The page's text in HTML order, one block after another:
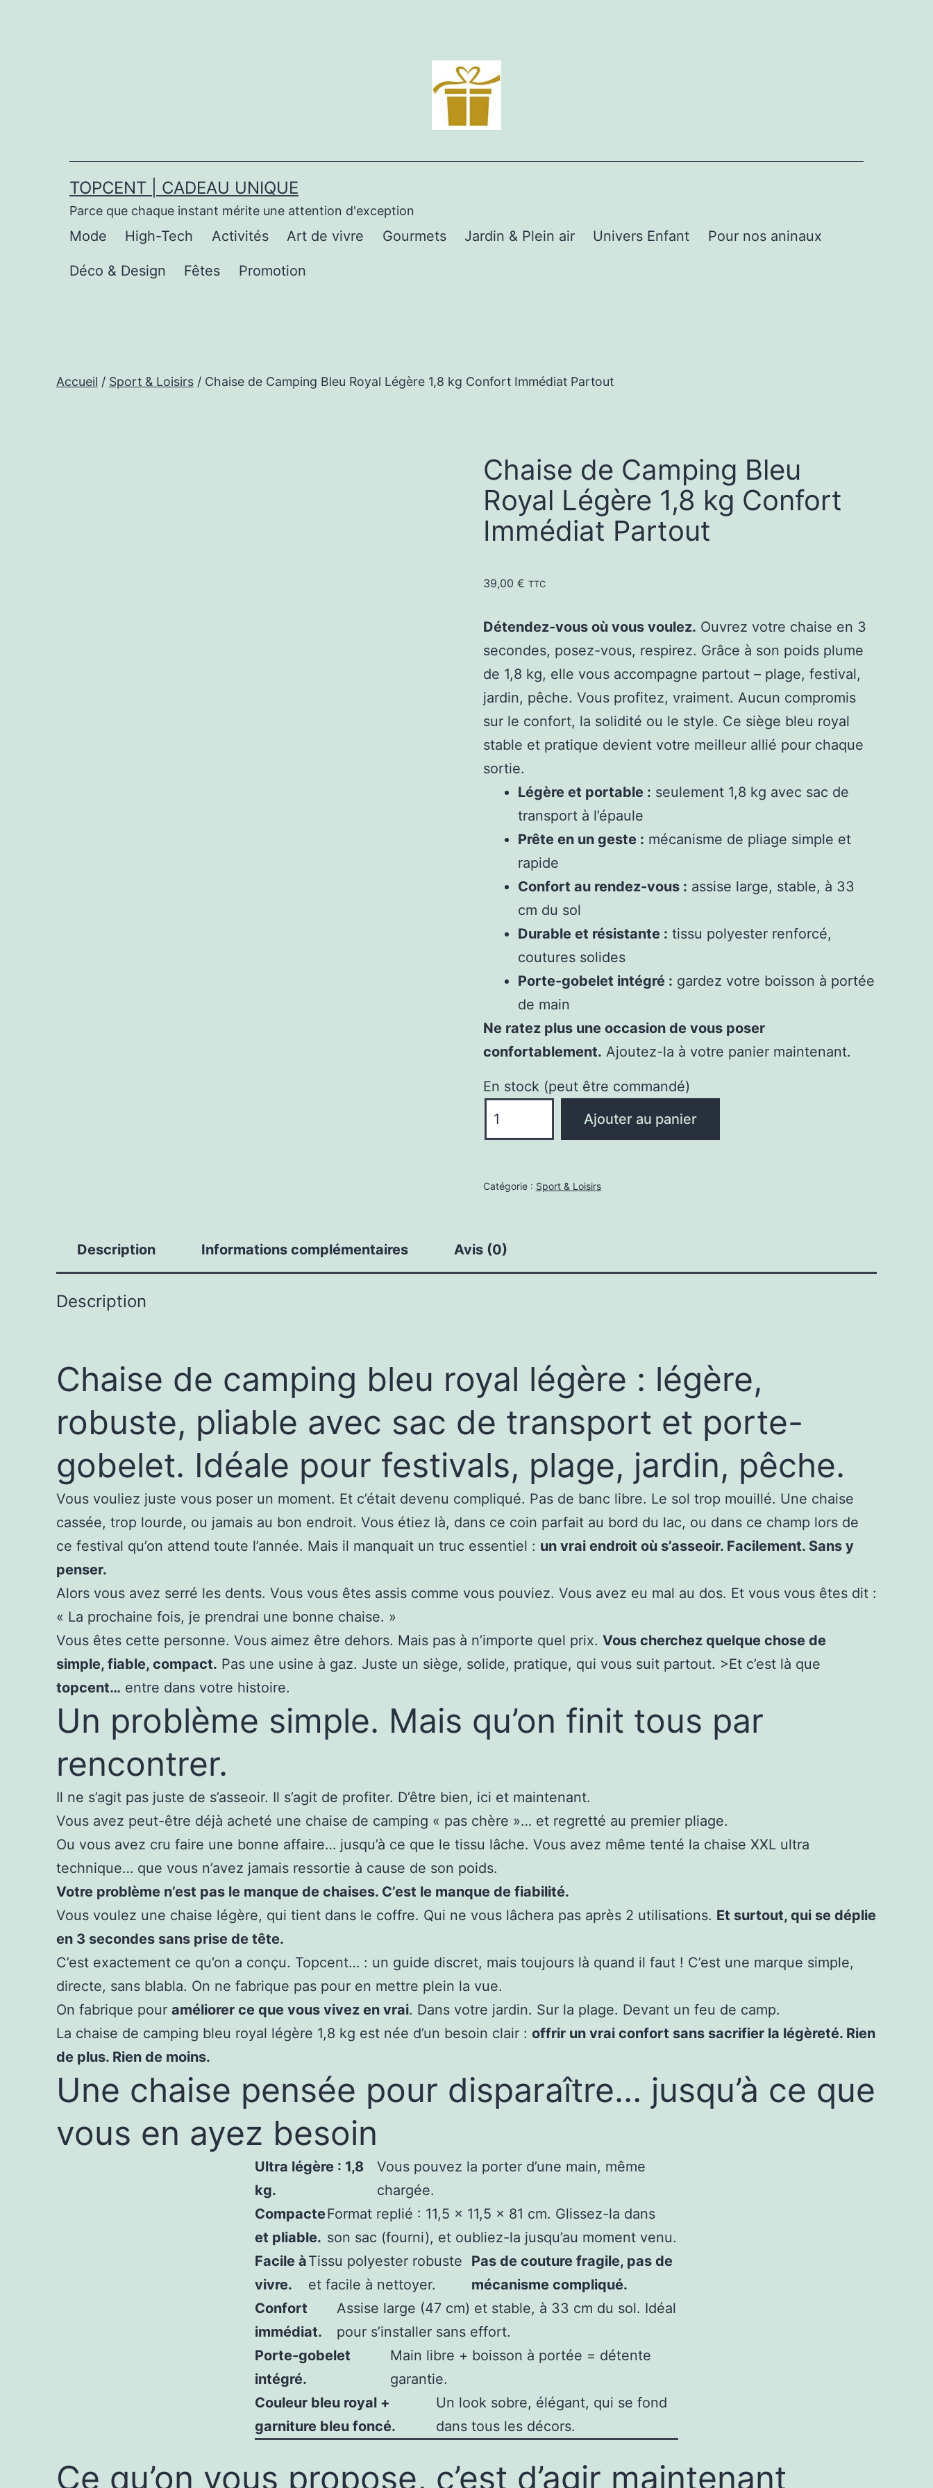
TOPCENT | CADEAU UNIQUE
Parce que chaque instant mérite une attention d'exception
Mode High-Tech Activités Art de vivre Gourmets Jardin & Plein air Univers Enfant Pour nos aninaux
Déco & Design Fêtes Promotion
Accueil / Sport & Loisirs/ Chaise de Camping Bleu Royal Légère 1,8 kg Confort Immédiat Partout
Chaise de Camping Bleu
Royal Légère 1,8 kg Confort
Immédiat Partout
39,00 € TTC
Détendez-vous où vous voulez. Ouvrez votre chaise en 3
secondes, posez-vous, respirez. Grâce à son poids plume
de 1,8 kg, elle vous accompagne partout – plage, festival,
jardin, pêche. Vous profitez, vraiment. Aucun compromis
sur le confort, la solidité ou le style. Ce siège bleu royal
stable et pratique devient votre meilleur allié pour chaque
sortie.
Légère et portable : seulement 1,8 kg avec sac de
transport à l’épaule
Prête en un geste : mécanisme de pliage simple et
rapide
Confort au rendez-vous : assise large, stable, à 33
cm du sol
Durable et résistante : tissu polyester renforcé,
coutures solides
Porte-gobelet intégré : gardez votre boisson à portée
de main
Ne ratez plus une occasion de vous poser
confortablement. Ajoutez-la à votre panier maintenant.
En stock (peut être commandé)
de
Camping
Légère
1,8
Ajouter au panier
Catégorie : Sport & Loisirs
Description Informations complémentaires Avis (0)
Description
Chaise de camping bleu royal légère : légère,
robuste, pliable avec sac de transport et porte-
gobelet. Idéale pour festivals, plage, jardin, pêche.
Vous vouliez juste vous poser un moment. Et c’était devenu compliqué. Pas de banc libre. Le sol trop mouillé. Une chaise
cassée, trop lourde, ou jamais au bon endroit. Vous étiez là, dans ce coin parfait au bord du lac, ou dans ce champ lors de
ce festival qu’on attend toute l’année. Mais il manquait un truc essentiel : un vrai endroit où s’asseoir. Facilement. Sans y
penser.
Alors vous avez serré les dents. Vous vous êtes assis comme vous pouviez. Vous avez eu mal au dos. Et vous vous êtes dit :
« La prochaine fois, je prendrai une bonne chaise. »
Vous êtes cette personne. Vous aimez être dehors. Mais pas à n’importe quel prix. Vous cherchez quelque chose de
simple, fiable, compact. Pas une usine à gaz. Juste un siège, solide, pratique, qui vous suit partout. >Et c’est là que
topcent… entre dans votre histoire.
Un problème simple. Mais qu’on finit tous par
rencontrer.
Il ne s’agit pas juste de s’asseoir. Il s’agit de profiter. D’être bien, ici et maintenant.
Vous avez peut-être déjà acheté une chaise de camping « pas chère »… et regretté au premier pliage.
Ou vous avez cru faire une bonne affaire… jusqu’à ce que le tissu lâche. Vous avez même tenté la chaise XXL ultra
technique… que vous n’avez jamais ressortie à cause de son poids.
Votre problème n’est pas le manque de chaises. C’est le manque de fiabilité.
Vous voulez une chaise légère, qui tient dans le coffre. Qui ne vous lâchera pas après 2 utilisations. Et surtout, qui se déplie
en 3 secondes sans prise de tête.
C’est exactement ce qu’on a conçu. Topcent… : un guide discret, mais toujours là quand il faut ! C’est une marque simple,
directe, sans blabla. On ne fabrique pas pour en mettre plein la vue.
On fabrique pour améliorer ce que vous vivez en vrai. Dans votre jardin. Sur la plage. Devant un feu de camp.
La chaise de camping bleu royal légère 1,8 kg est née d’un besoin clair : offrir un vrai confort sans sacrifier la légèreté. Rien
de plus. Rien de moins.
Une chaise pensée pour disparaître… jusqu’à ce que
vous en ayez besoin
Ultra légère : 1,8
kg.
Vous pouvez la porter d’une main, même
chargée.
Compacte
et pliable.
Format replié : 11,5 x 11,5 x 81 cm. Glissez-la dans
son sac (fourni), et oubliez-la jusqu’au moment venu.
Facile à
vivre.
Tissu polyester robuste
et facile à nettoyer.
Pas de couture fragile, pas de
mécanisme compliqué.
Confort
immédiat.
Assise large (47 cm) et stable, à 33 cm du sol. Idéal
pour s’installer sans effort.
Porte-gobelet
intégré.
Main libre + boisson à portée = détente
garantie.
Couleur bleu royal +
garniture bleu foncé.
Un look sobre, élégant, qui se fond
dans tous les décors.
Ce qu’on vous propose, c’est d’agir maintenant